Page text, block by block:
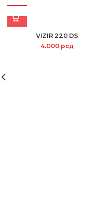
VIZIR 220 DS
4.000 рсд